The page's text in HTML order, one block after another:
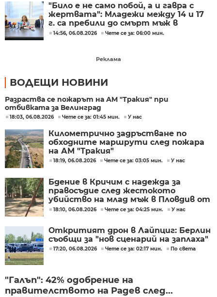
"Било е не само побой, а и гавра с
жертвата": Младежи между 14 и 17
г. са пребили до смърт мъж в
Пловдив
14:56, 06.08.2026 Чете се за: 06:00 мин.
Реклама
ВОДЕЩИ НОВИНИ
Разраства се пожарът на АМ "Тракия" при
отбивката за Велинград
18:03, 06.08.2026 Чете се за: 01:45 мин. У нас
Километрично задръстване по
обходните маршрути след пожара
на АМ "Тракия"
18:19, 06.08.2026 Чете се за: 03:05 мин. У нас
Бдение в Кричим с надежда за
правосъдие след жестокото
убийство на млад мъж в Пловдив от
тийнейджъри
18:10, 06.08.2026 Чете се за: 04:25 мин. У нас
Откритият дрон в Лайпциг: Берлин
съобщи за "нов сценарий на заплаха"
17:20, 06.08.2026 Чете се за: 02:17 мин. По света
"Галъп": 42% одобрение на
правителството на Радев след...